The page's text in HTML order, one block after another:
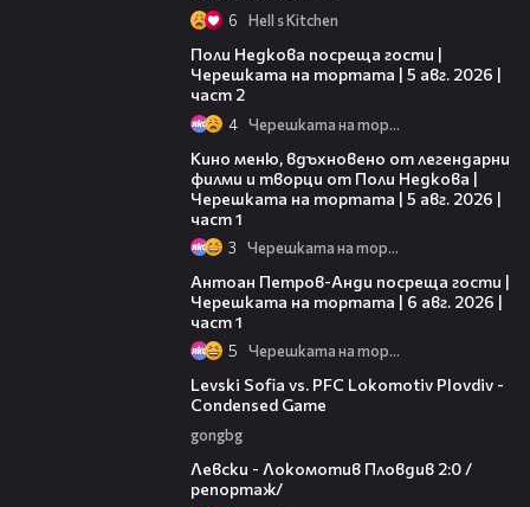
6 Hell s Kitchen
Поли Недкова посреща гости |
Черешката на тортата | 5 авг. 2026 |
част 2
4 Черешката на тортата
Кино меню, вдъхновено от легендарни
филми и творци от Поли Недкова |
Черешката на тортата | 5 авг. 2026 |
част 1
3 Черешката на тортата
Антоан Петров-Анди посреща гости |
Черешката на тортата | 6 авг. 2026 |
част 1
5 Черешката на тортата
Levski Sofia vs. PFC Lokomotiv Plovdiv -
Condensed Game
gongbg
Левски - Локомотив Пловдив 2:0 /
репортаж/